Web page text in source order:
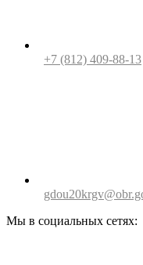
+7 (812) 409-88-13
Мы в социальных сетях: